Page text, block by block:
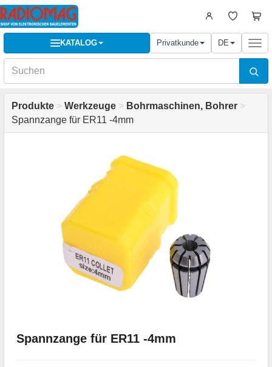
KATALOG Privatkunde DE
Produkte > Werkzeuge > Bohrmaschinen, Bohrer >
Spannzange für ER11 -4mm
Spannzange für ER11 -4mm